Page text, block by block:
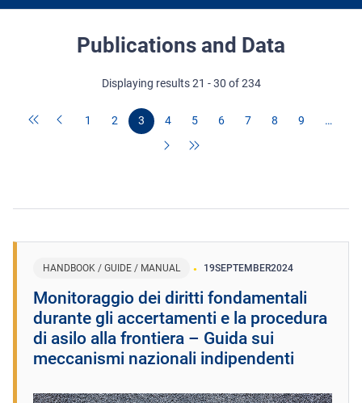
Publications and Data
Displaying results 21 - 30 of 234
1 2 3 4 5 6 7 8 9 …
HANDBOOK / GUIDE / MANUAL 19SEPTEMBER2024
Monitoraggio dei diritti fondamentali
durante gli accertamenti e la procedura
di asilo alla frontiera – Guida sui
meccanismi nazionali indipendenti